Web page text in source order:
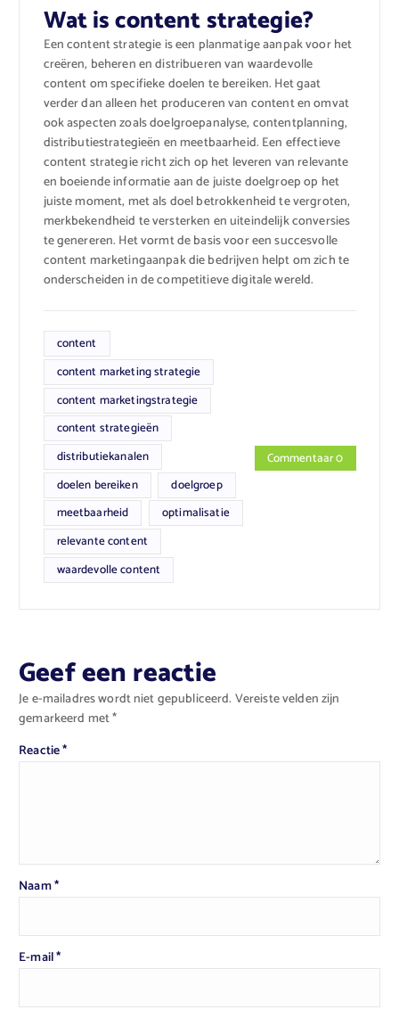
Wat is content strategie?
Een content strategie is een planmatige aanpak voor het
creëren, beheren en distribueren van waardevolle
content om specifieke doelen te bereiken. Het gaat
verder dan alleen het produceren van content en omvat
ook aspecten zoals doelgroepanalyse, contentplanning,
distributiestrategieën en meetbaarheid. Een effectieve
content strategie richt zich op het leveren van relevante
en boeiende informatie aan de juiste doelgroep op het
juiste moment, met als doel betrokkenheid te vergroten,
merkbekendheid te versterken en uiteindelijk conversies
te genereren. Het vormt de basis voor een succesvolle
content marketingaanpak die bedrijven helpt om zich te
onderscheiden in de competitieve digitale wereld.
content
content marketing strategie
content marketingstrategie
content strategieën
distributiekanalen
doelen bereiken
doelgroep
meetbaarheid
optimalisatie
relevante content
waardevolle content
Commentaar 0
Geef een reactie
Je e-mailadres wordt niet gepubliceerd. Vereiste velden zijn
gemarkeerd met*
Reactie*
Naam*
E-mail*